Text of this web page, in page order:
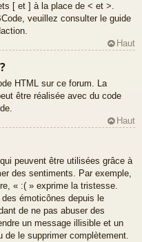
[ et ] à la place de < et >.
veuillez consulter le guide
Haut
HTML sur ce forum. La
être réalisée avec du code
Haut
peuvent être utilisées grâce à
des sentiments. Par exemple,
« :( » exprime la tristesse.
émoticônes depuis le
de ne pas abuser des
un message illisible et un
de le supprimer complètement.